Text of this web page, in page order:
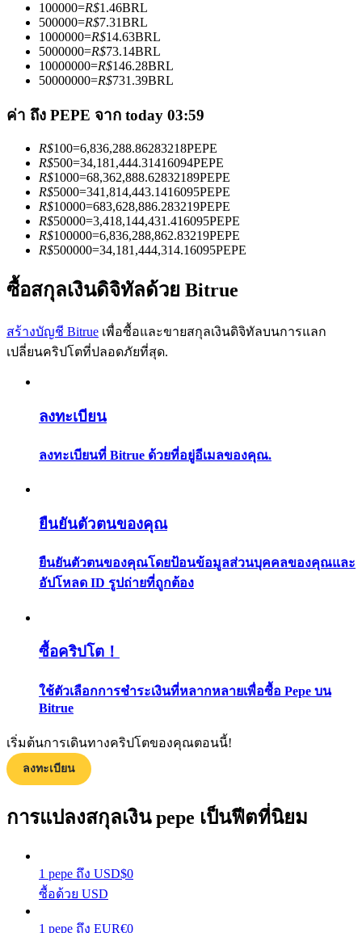
ลอกการซื้อขาย
ข้อมูล
การวิเคราะห์ข้อมูลขนาดใหญ่ รวมถึงข้อมูลการค้า ฯลฯ
คู่มือเริ่มต้นฟิวเจอร์ส
กลยุทธ์การซื้อขาย
ได้รับ
100000=R$1.46BRL
500000=R$7.31BRL
1000000=R$14.63BRL
5000000=R$73.14BRL
10000000=R$146.28BRL
50000000=R$731.39BRL
ค่า ถึง PEPE จาก today 03:59
R$100=6,836,288.86283218PEPE
R$500=34,181,444.31416094PEPE
R$1000=68,362,888.62832189PEPE
R$5000=341,814,443.1416095PEPE
R$10000=683,628,886.283219PEPE
R$50000=3,418,144,431.416095PEPE
R$100000=6,836,288,862.83219PEPE
R$500000=34,181,444,314.16095PEPE
ซื้อสกุลเงินดิจิทัลด้วย Bitrue
สร้างบัญชี Bitrue เพื่อซื้อและขายสกุลเงินดิจิทัลบนการแลก
เปลี่ยนคริปโตที่ปลอดภัยที่สุด.
ลงทะเบียน
ลงทะเบียนที่ Bitrue ด้วยที่อยู่อีเมลของคุณ.
ยืนยันตัวตนของคุณ
ยืนยันตัวตนของคุณโดยป้อนข้อมูลส่วนบุคคลของคุณและ
อัปโหลด ID รูปถ่ายที่ถูกต้อง
ซื้อคริปโต！
ใช้ตัวเลือกการชำระเงินที่หลากหลายเพื่อซื้อ Pepe บน
Bitrue
เริ่มต้นการเดินทางคริปโตของคุณตอนนี้!
ลงทะเบียน
การแปลงสกุลเงิน pepe เป็นฟีตที่นิยม
1 pepe ถึง USD$0
ซื้อด้วย USD
1 pepe ถึง EUR€0